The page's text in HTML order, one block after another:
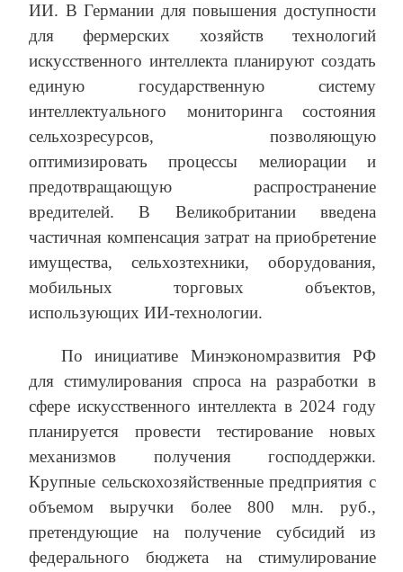
ИИ. В Германии для повышения доступности
для фермерских хозяйств технологий
искусственного интеллекта планируют создать
единую государственную систему
интеллектуального мониторинга состояния
сельхозресурсов, позволяющую
оптимизировать процессы мелиорации и
предотвращающую распространение
вредителей. В Великобритании введена
частичная компенсация затрат на приобретение
имущества, сельхозтехники, оборудования,
мобильных торговых объектов,
использующих ИИ-технологии.
По инициативе Минэкономразвития РФ
для стимулирования спроса на разработки в
сфере искусственного интеллекта в 2024 году
планируется провести тестирование новых
механизмов получения господдержки.
Крупные сельскохозяйственные предприятия с
объемом выручки более 800 млн. руб.,
претендующие на получение субсидий из
федерального бюджета на стимулирование